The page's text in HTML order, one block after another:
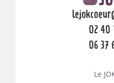
02 40
06 37
Le